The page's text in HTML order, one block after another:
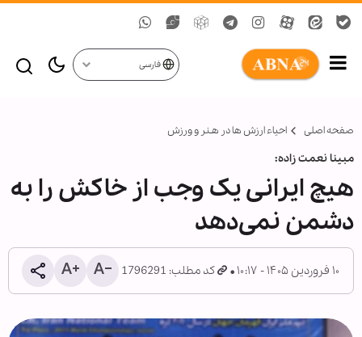
فارسی
صفحه اصلی احیاء ارزش ها در هـنر و ورزش
مبینا نعمت زاده:
هیچ ایرانی یک وجب از خاکش را به
دشمن نمی‌دهد
۱۰ فروردین ۱۴۰۵ - ۱۰:۱۷ کد مطلب: 1796291